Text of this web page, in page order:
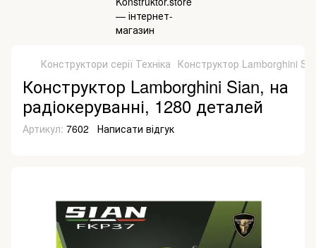
Конструктори серії Техніка Конструктор Lamborghini
Конструктор Lamborghini Sian, на
радіокеруванні, 1280 деталей
Артикул: 7602 Написати відгук